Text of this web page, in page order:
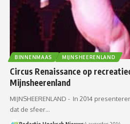
BINNENMAAS MIJNSHEERENLAND
Circus Renaissance op
Mijnsheerenland
MIJNSHEERENLAND - In 2014
dat de sfeer…